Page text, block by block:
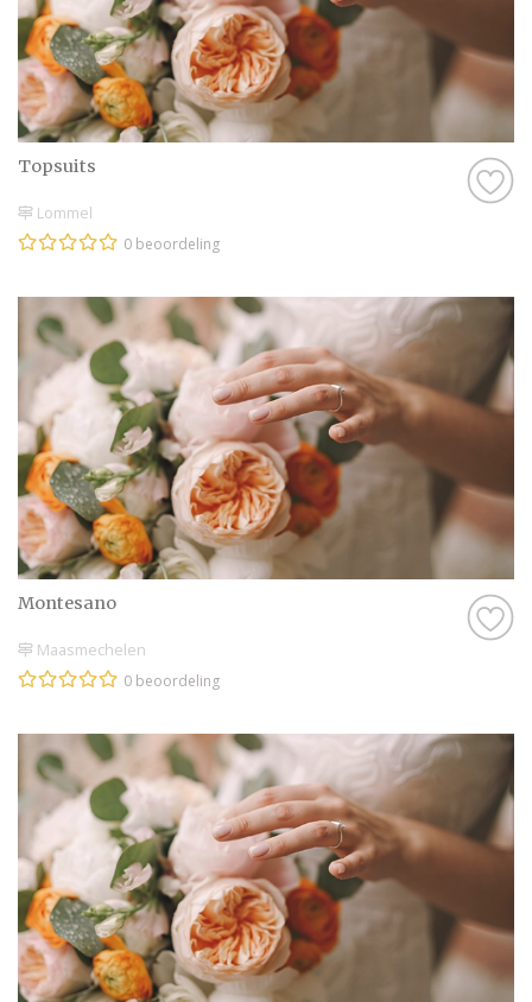
Topsuits
Lommel
0 beoordeling
Montesano
Maasmechelen
0 beoordeling